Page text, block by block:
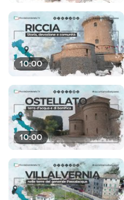
10:00
10:00